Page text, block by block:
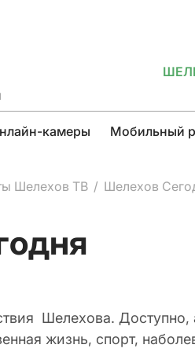
камеры Мобильный
Шелехов ТВ Шелехов
Шелехова. Доступно,
жизнь, спорт,